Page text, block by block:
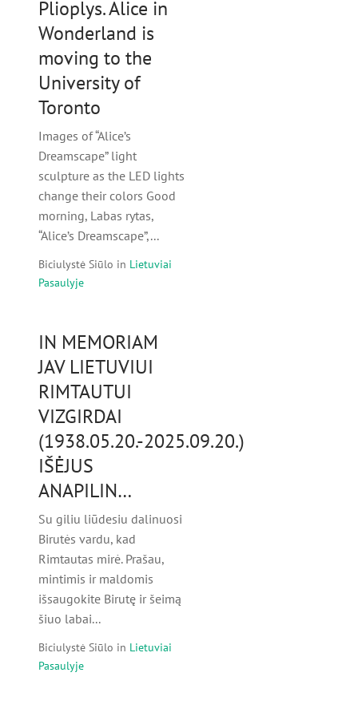
Plioplys. Alice in
Wonderland is
moving to the
University of
Toronto
Images of “Alice’s
Dreamscape” light
sculpture as the LED lights
change their colors Good
morning, Labas rytas,
“Alice’s Dreamscape”,...
Biciulystė Siūlo in Lietuviai
Pasaulyje
IN MEMORIAM
JAV LIETUVIUI
RIMTAUTUI
VIZGIRDAI
(1938.05.20.-2025.09.20.)
IŠĖJUS
ANAPILIN…
Su giliu liūdesiu dalinuosi
Birutės vardu, kad
Rimtautas mirė. Prašau,
mintimis ir maldomis
išsaugokite Birutę ir šeimą
šiuo labai...
Biciulystė Siūlo in Lietuviai
Pasaulyje